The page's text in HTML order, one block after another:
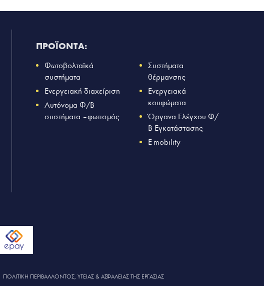
ΠΡΟΪΟΝΤΑ:
Φωτοβολταϊκά
συστήματα
Ενεργειακή διαχείριση
Αυτόνομα Φ/Β
συστήματα – φωτισμός
Συστήματα
θέρμανσης
Ενεργειακά
κουφώματα
Όργανα Ελέγχου Φ/
Β Εγκατάστασης
E-mobility
ΠΟΛΙΤΙΚΗ ΠΕΡΙΒΑΛΛΟΝΤΟΣ, ΥΓΕΙΑΣ & ΑΣΦΑΛΕΙΑΣ ΤΗΣ ΕΡΓΑΣΙΑΣ